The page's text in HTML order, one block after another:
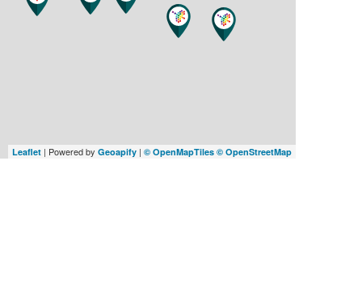
Leaflet| Powered by Geoapify| © OpenMapTiles © OpenStreetMap